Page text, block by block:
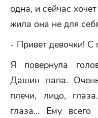
одна, и сейчас
жила она не для
- Привет девочки! С
Я повернула
Дашин папа.
плечи, лицо,
глаза... Ему